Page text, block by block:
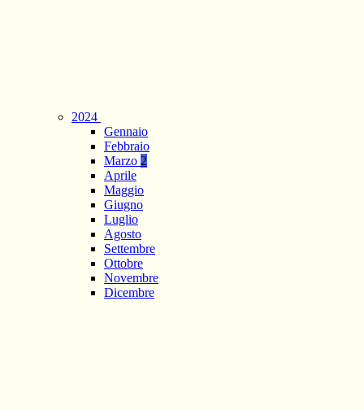
2024
Gennaio
Febbraio
Marzo 2
Aprile
Maggio
Giugno
Luglio
Agosto
Settembre
Ottobre
Novembre
Dicembre